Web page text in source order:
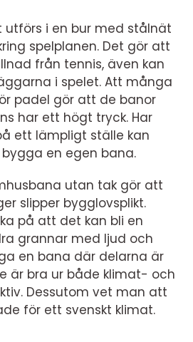
utförs i en bur med stålnät
spelplanen. Det gör att
från tennis, även kan
i spelet. Att många
padel gör att de banor
har ett högt tryck. Har
ett lämpligt ställe kan
en egen bana.
utan tak gör att
slipper bygglovsplikt.
på att det kan bli en
grannar med ljud och
en bana där delarna är
är bra ur både klimat- och
Dessutom vet man att
för ett svenskt klimat.